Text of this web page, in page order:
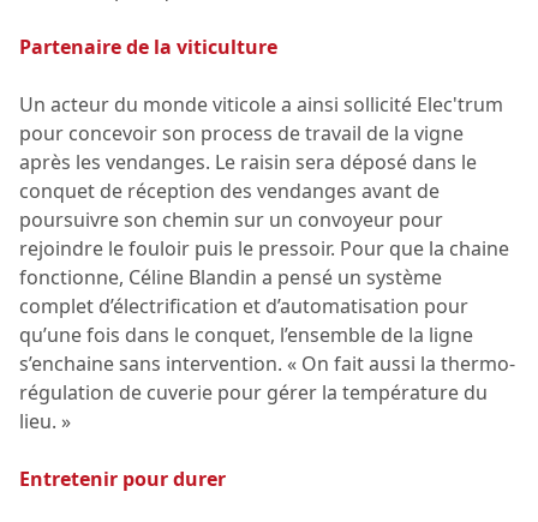
Partenaire de la viticulture
Un acteur du monde viticole a ainsi sollicité Elec'trum
pour concevoir son process de travail de la vigne
après les vendanges. Le raisin sera déposé dans le
conquet de réception des vendanges avant de
poursuivre son chemin sur un convoyeur pour
rejoindre le fouloir puis le pressoir. Pour que la chaine
fonctionne, Céline Blandin a pensé un système
complet d’électrification et d’automatisation pour
qu’une fois dans le conquet, l’ensemble de la ligne
s’enchaine sans intervention. « On fait aussi la thermo-
régulation de cuverie pour gérer la température du
lieu. »
Entretenir pour durer